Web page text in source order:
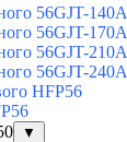
56GJT-140A
56GJT-170A
56GJT-210A
56GJT-240A
HFP56
▼